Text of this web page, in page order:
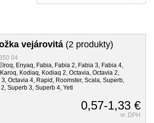
vejárovitá (2 produkty)
04
Enyaq, Fabia, Fabia 2, Fabia 3, Fabia 4,
Kodiaq, Kodiaq 2, Octavia, Octavia 2,
3, Octavia 4, Rapid, Roomster, Scala, Superb,
Superb 3, Superb 4, Yeti
0,57-1,33 €
vr. DPH